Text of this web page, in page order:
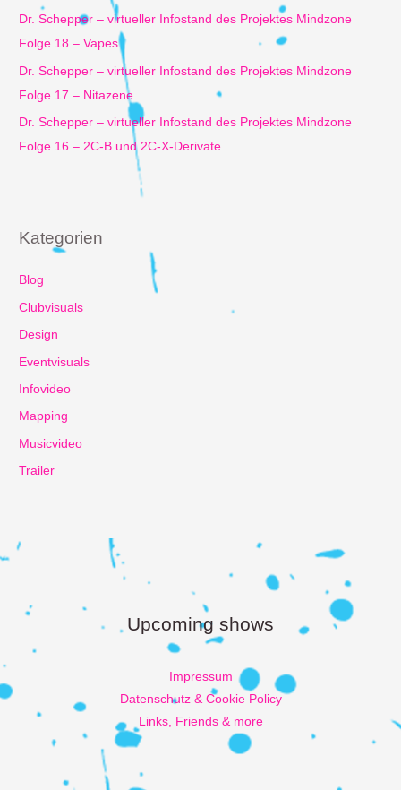
Dr. Schepper – virtueller Infostand des Projektes Mindzone
Folge 18 – Vapes
Dr. Schepper – virtueller Infostand des Projektes Mindzone
Folge 17 – Nitazene
Dr. Schepper – virtueller Infostand des Projektes Mindzone
Folge 16 – 2C-B und 2C-X-Derivate
Kategorien
Blog
Clubvisuals
Design
Eventvisuals
Infovideo
Mapping
Musicvideo
Trailer
Upcoming shows
Impressum
Datenschutz & Cookie Policy
Links, Friends & more